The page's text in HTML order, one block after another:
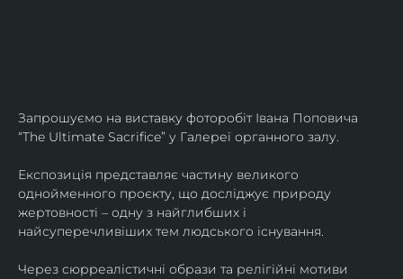
Запрошуємо на виставку фоторобіт Івана Поповича
“The Ultimate Sacrifice” у Галереї органного залу.
Експозиція представляє частину великого
однойменного проєкту, що досліджує природу
жертовності – одну з найглибших і
найсуперечливіших тем людського існування.
Через сюрреалістичні образи та релігійні мотиви